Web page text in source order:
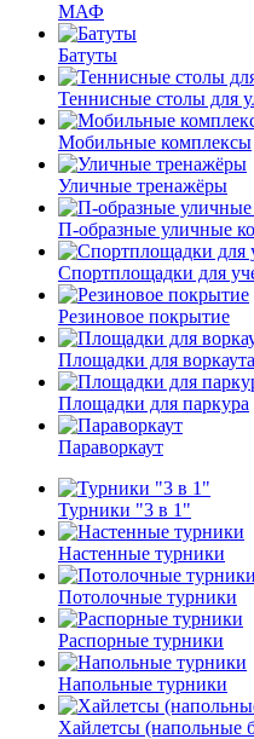
МАФ
Батуты
Теннисные столы для
Мобильные комплексы
Уличные тренажёры
П-образные уличные
Спортплощадки для
Резиновое покрытие
Площадки для воркаута
Площадки для паркура
Параворкаут
Турники "3 в 1"
Настенные турники
Потолочные турники
Распорные турники
Напольные турники
Хайлетсы (напольные